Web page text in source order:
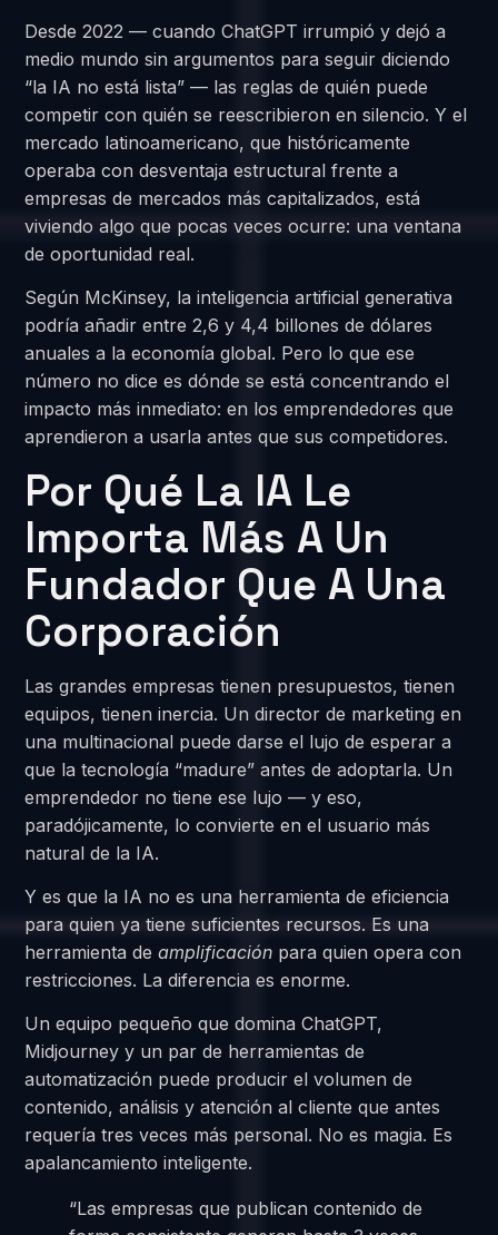
Desde 2022 — cuando ChatGPT irrumpió y dejó a
medio mundo sin argumentos para seguir diciendo
“la IA no está lista” — las reglas de quién puede
competir con quién se reescribieron en silencio. Y el
mercado latinoamericano, que históricamente
operaba con desventaja estructural frente a
empresas de mercados más capitalizados, está
viviendo algo que pocas veces ocurre: una ventana
de oportunidad real.
Según McKinsey, la inteligencia artificial generativa
podría añadir entre 2,6 y 4,4 billones de dólares
anuales a la economía global. Pero lo que ese
número no dice es dónde se está concentrando el
impacto más inmediato: en los emprendedores que
aprendieron a usarla antes que sus competidores.
Por Qué La IA Le
Importa Más A Un
Fundador Que A Una
Corporación
Las grandes empresas tienen presupuestos, tienen
equipos, tienen inercia. Un director de marketing en
una multinacional puede darse el lujo de esperar a
que la tecnología “madure” antes de adoptarla. Un
emprendedor no tiene ese lujo — y eso,
paradójicamente, lo convierte en el usuario más
natural de la IA.
Y es que la IA no es una herramienta de eficiencia
para quien ya tiene suficientes recursos. Es una
herramienta deamplificación para quien opera con
restricciones. La diferencia es enorme.
Un equipo pequeño que domina ChatGPT,
Midjourney y un par de herramientas de
automatización puede producir el volumen de
contenido, análisis y atención al cliente que antes
requería tres veces más personal. No es magia. Es
apalancamiento inteligente.
“Las empresas que publican contenido de